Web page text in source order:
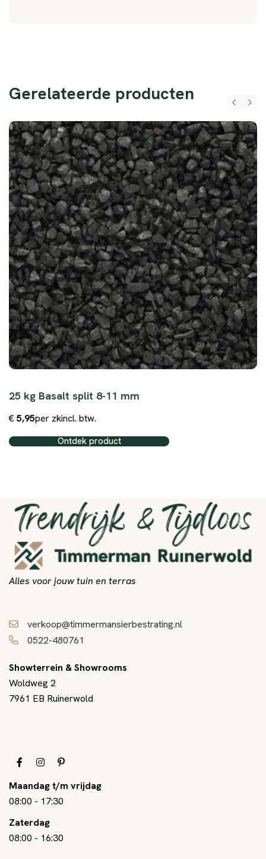
Gerelateerde producten
25 kg Basalt split 8-11 mm
€5,95per zkincl. btw.
Ontdek product
Alles voor jouw tuin en terras
verkoop@timmermansierbestrating.nl
0522-480761
Showterrein & Showrooms
Woldweg 2
7961 EB Ruinerwold
Maandag t/m vrijdag
08:00 - 17:30
Zaterdag
08:00 - 16:30